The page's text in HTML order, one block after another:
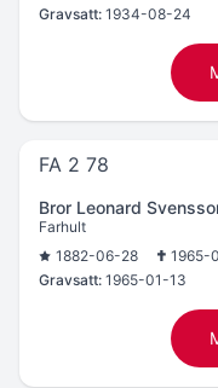
Gravsatt: 1934-08-24
FA 2 78
Bror Leonard
Farhult
1882-06-28
1965-
Gravsatt: 1965-01-13